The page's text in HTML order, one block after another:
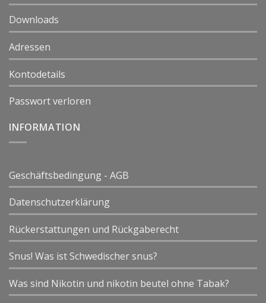
Downloads
Adressen
Kontodetails
Passwort verloren
INFORMATION
Geschäftsbedingung - AGB
Datenschutzerklärung
Rückerstattungen und Rückgaberecht
Snus! Was ist Schwedischer snus?
Was sind Nikotin und nikotin beutel ohne Tabak?